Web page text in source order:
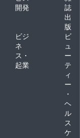
開発
誌
出
版
ビジ
ネ
ス・
起業
ビ
ュ
ー
テ
ィ
ー
・
ヘ
ル
ス
ケ